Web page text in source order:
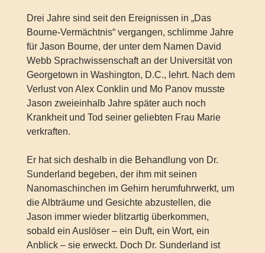
Drei Jahre sind seit den Ereignissen in „Das
Bourne-Vermächtnis“ vergangen, schlimme Jahre
für Jason Bourne, der unter dem Namen David
Webb Sprachwissenschaft an der Universität von
Georgetown in Washington, D.C., lehrt. Nach dem
Verlust von Alex Conklin und Mo Panov musste
Jason zweieinhalb Jahre später auch noch
Krankheit und Tod seiner geliebten Frau Marie
verkraften.
Er hat sich deshalb in die Behandlung von Dr.
Sunderland begeben, der ihm mit seinen
Nanomaschinchen im Gehirn herumfuhrwerkt, um
die Albträume und Gesichte abzustellen, die
Jason immer wieder blitzartig überkommen,
sobald ein Auslöser – ein Duft, ein Wort, ein
Anblick – sie erweckt. Doch Dr. Sunderland ist